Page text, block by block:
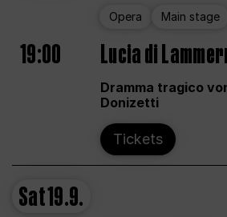
Opera Main stage
19:00 Lucia di
Dramma tragico
Donizetti
Tickets
Sat19.9.